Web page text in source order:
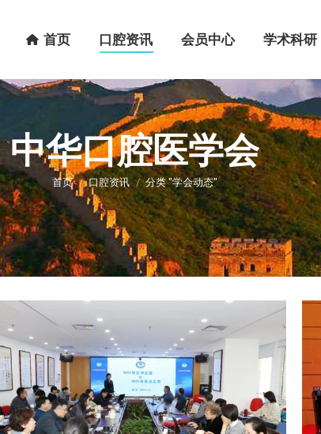
首页 口腔资讯 会员中心 学术科研
中华口腔医学会
您在这里：
首页 口腔资讯 分类 "学会动态"